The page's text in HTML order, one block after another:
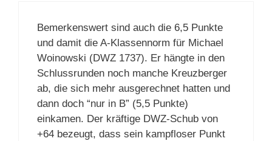
Bemerkenswert sind auch die 6,5 Punkte
und damit die A-Klassennorm für Michael
Woinowski (DWZ 1737). Er hängte in den
Schlussrunden noch manche Kreuzberger
ab, die sich mehr ausgerechnet hatten und
dann doch “nur in B” (5,5 Punkte)
einkamen. Der kräftige DWZ-Schub von
+64 bezeugt, dass sein kampfloser Punkt